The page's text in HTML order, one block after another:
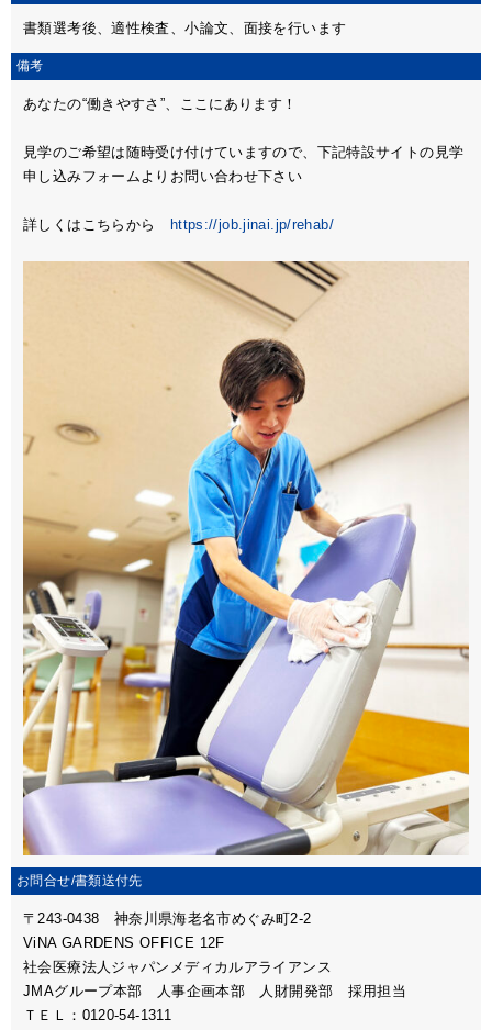
書類選考後、適性検査、小論文、面接を行います
備考
あなたの“働きやすさ”、ここにあります！
見学のご希望は随時受け付けていますので、下記特設サイトの見学
申し込みフォームよりお問い合わせ下さい
詳しくはこちらから https://job.jinai.jp/rehab/
お問合せ/書類送付先
〒243-0438 神奈川県海老名市めぐみ町2-2
ViNA GARDENS OFFICE 12F
社会医療法人ジャパンメディカルアライアンス
JMAグループ本部 人事企画本部 人財開発部 採用担当
ＴＥＬ：0120-54-1311